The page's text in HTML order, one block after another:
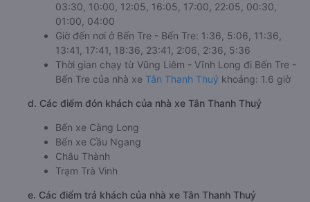
03:30, 10:00, 12:05, 16:05, 17:00, 22:05, 00:30,
01:00, 04:00
Giờ đến nơi ở Bến Tre - Bến Tre: 1:36, 5:06, 11:36,
13:41, 17:41, 18:36, 23:41, 2:06, 2:36, 5:36
Thời gian chạy từ Vũng Liêm - Vĩnh Long đi Bến Tre -
Bến Tre của nhà xe Tân Thanh Thuỷ khoảng: 1.6 giờ
d. Các điểm đón khách của nhà xe Tân Thanh Thuỷ
Bến xe Càng Long
Bến xe Cầu Ngang
Châu Thành
Trạm Trà Vinh
e. Các điểm trả khách của nhà xe Tân Thanh Thuỷ